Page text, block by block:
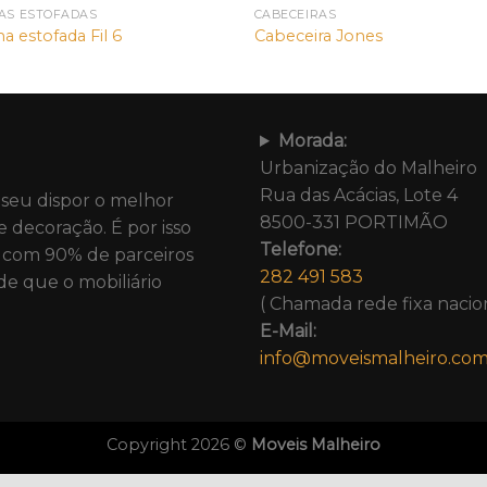
ESTOFADAS
estofada Fil 6
CABECEIRAS
Cabeceira Jones
dispor o melhor
É por isso
90% de parceiros
que o mobiliário
Morada:
Urbanização do Malheiro
Rua das Acácias, Lote 4
8500-331 PORTIMÃO
Telefone:
282 491 583
( Chamada rede fixa
E-Mail:
info@moveismalheiro.com
Copyright 2026 © Moveis Malheiro